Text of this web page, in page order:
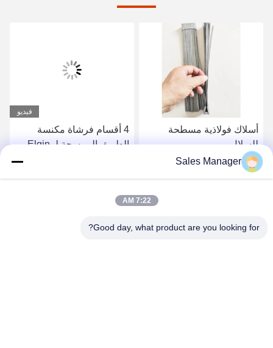
أسلاك فولاذية مسطحة
للسلال
فيديو
4 أقسام فرشاة مكنسة
الطريق الممسحة لـ Elgin
Sales Manager
7:22 AM
Good day, what product are you looking for?